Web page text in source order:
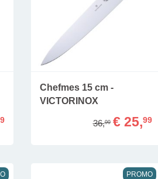
Chefmes 15 cm -
VICTORINOX
36,99 € 25,99
PROMO